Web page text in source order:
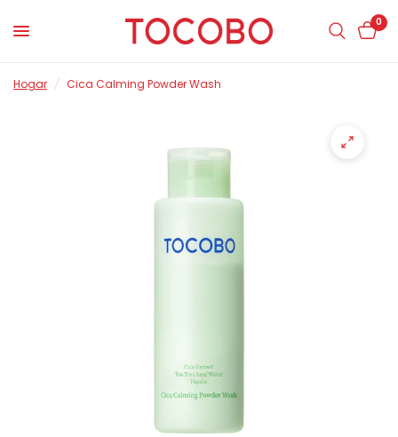
0
Hogar / Cica Calming Powder Wash